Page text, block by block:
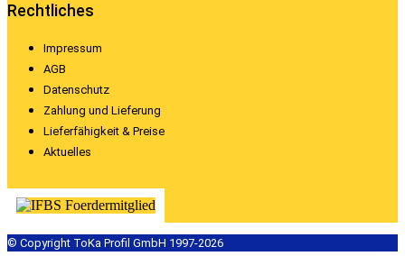
Rechtliches
Impressum
AGB
Datenschutz
Zahlung und Lieferung
Lieferfähigkeit & Preise
Aktuelles
© Copyright ToKa Profil GmbH 1997-2026